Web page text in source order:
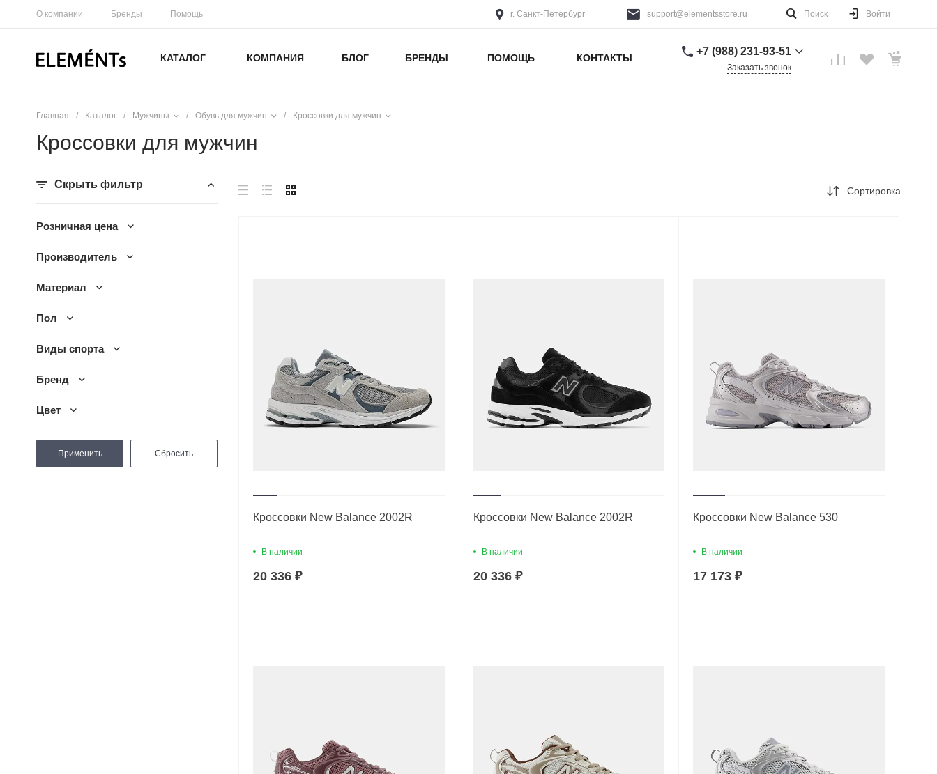
О компании Бренды Помощь г. Санкт-Петербург support@elementsstore.ru Поиск Войти
КАТАЛОГ КОМПАНИЯ БЛОГ БРЕНДЫ ПОМОЩЬ КОНТАКТЫ
+7 (988) 231-93-51
Заказать звонок
Главная / Каталог / Мужчины / Обувь для мужчин / Кроссовки для мужчин
Кроссовки для мужчин
Скрыть фильтр
Розничная цена
Производитель
Материал
Пол
Виды спорта
Бренд
Цвет
Сортировка
Кроссовки New Balance 2002R
В наличии
20 336 ₽
Кроссовки New Balance 2002R
В наличии
20 336 ₽
Кроссовки New Balance 530
В наличии
17 173 ₽